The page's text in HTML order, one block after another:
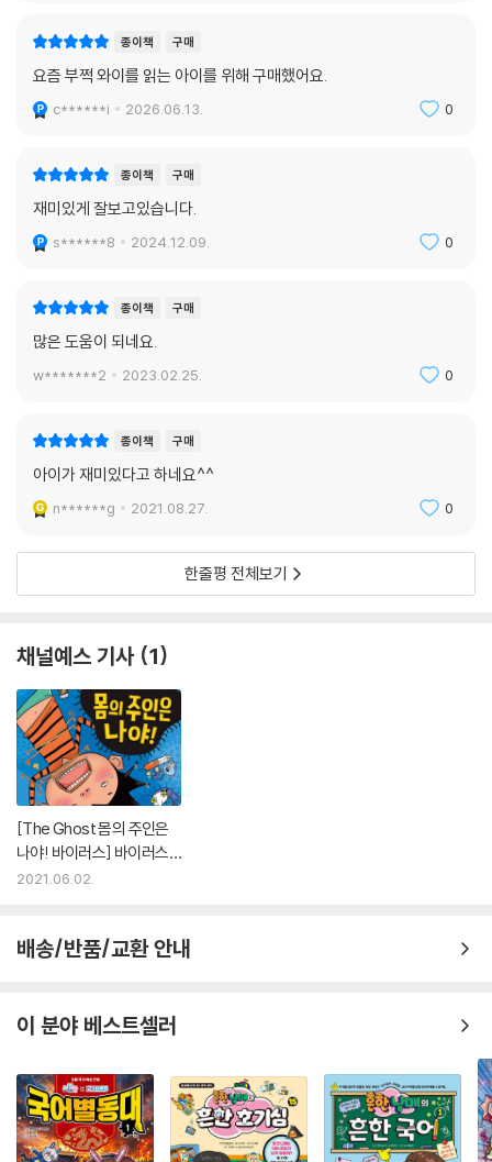
종이책 구매
요즘 부쩍 와이를 읽는 아이를 위해 구매했어요.
c******i 2026.06.13. 0
종이책 구매
재미있게 잘보고있습니다.
s******8 2024.12.09. 0
종이책 구매
많은 도움이 되네요.
w*******2 2023.02.25. 0
종이책 구매
아이가 재미있다고 하네요^^
n******g 2021.08.27. 0
한줄평 전체보기
채널예스 기사 1
[The Ghost 몸의 주인은
나야! 바이러스] 바이러스
가 몸의 주인이라고?
2021.06.02.
배송/반품/교환 안내
이 분야 베스트셀러